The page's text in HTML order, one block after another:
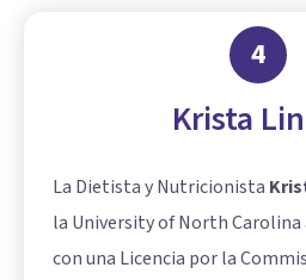
4
Krista
La Dietista y Nutricionista
la University of North
con una Licencia por la